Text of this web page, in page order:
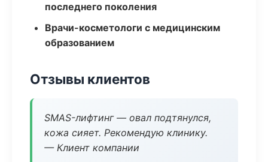
последнего поколения
Врачи-косметологи с медицинским
образованием
Отзывы клиентов
SMAS-лифтинг — овал подтянулся,
кожа сияет. Рекомендую клинику.
— Клиент компании